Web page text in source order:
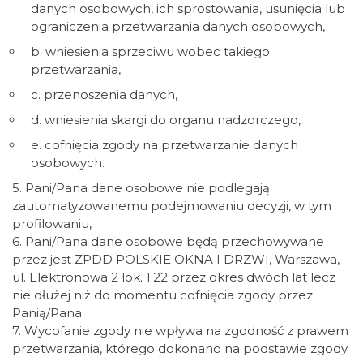
danych osobowych, ich sprostowania, usunięcia lub
ograniczenia przetwarzania danych osobowych,
b. wniesienia sprzeciwu wobec takiego
przetwarzania,
c. przenoszenia danych,
d. wniesienia skargi do organu nadzorczego,
e. cofnięcia zgody na przetwarzanie danych
osobowych.
5. Pani/Pana dane osobowe nie podlegają
zautomatyzowanemu podejmowaniu decyzji, w tym
profilowaniu,
6. Pani/Pana dane osobowe będą przechowywane
przez jest ZPDD POLSKIE OKNA I DRZWI, Warszawa,
ul. Elektronowa 2 lok. 1.22 przez okres dwóch lat lecz
nie dłużej niż do momentu cofnięcia zgody przez
Panią/Pana
7. Wycofanie zgody nie wpływa na zgodność z prawem
przetwarzania, którego dokonano na podstawie zgody